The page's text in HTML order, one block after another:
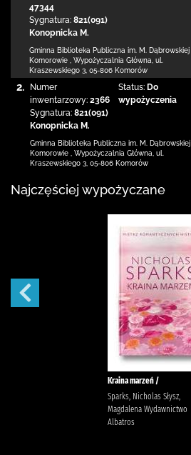
47344
Sygnatura: 821(091)
Konopnicka M.
Gminna Biblioteka Publiczna im. M. Dąbrowskiej
Komorowie
Wypożyczalnia Główna, ul.
Kraszewskiego 3 05-806 Komorów
2.
Numer
inwentarzowy: 2366
Sygnatura: 821(091)
Konopnicka M.
Status: Do
wypożyczenia
Gminna Biblioteka Publiczna im. M. Dąbrowskiej
Komorowie
Wypożyczalnia Główna, ul.
Kraszewskiego 3 05-806 Komorów
Najczęściej wypożyczane
Kraina marzeń /
Sparks, Nicholas Słysz,
Magdalena Wydawnictwo
Albatros